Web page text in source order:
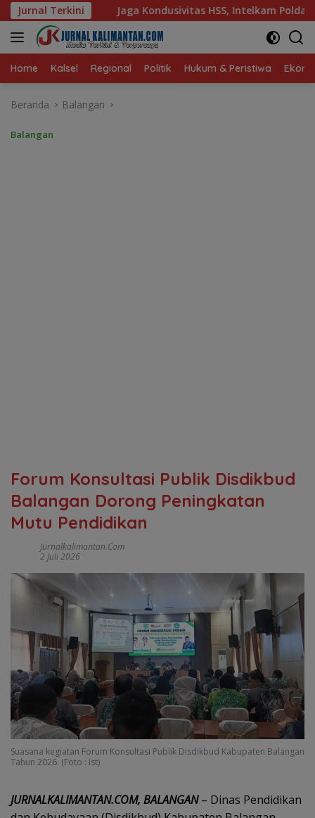
Langsung
ke
konten
Jurnal TerkiniHSS, Intelkam Polda Kalsel Dorong Persatuan dan
Home Kalsel Regional Politik Hukum & Peristiwa
Beranda Balangan
Balangan
Forum Konsultasi Publik Disdikbud
Balangan Dorong Peningkatan
Mutu Pendidikan
Jurnalkalimantan.com
2 Juli 2026
Suasana kegiatan Forum Konsultasi Publik Disdikbud Kabupaten Balangan
Tahun 2026. (Foto : Ist)
JURNALKALIMANTAN.COM, BALANGAN– Dinas Pendidikan